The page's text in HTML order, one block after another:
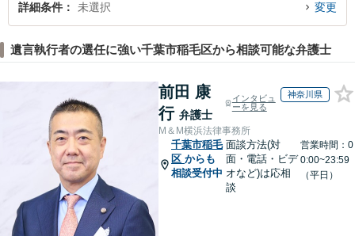
詳細条件 未選択 変更
遺言執行者の選任に強い千葉市稲毛区から相談可能な弁護士
前田 康
行 弁護士
インタビュ
ーを見る
神奈川県
M＆M横浜法律事務所
千葉市稲毛
区 からも
相談受付中
面談方法(対
面・電話・ビデ
オなど)は応相
談
営業時間：0
0:00~23:59
（平日）